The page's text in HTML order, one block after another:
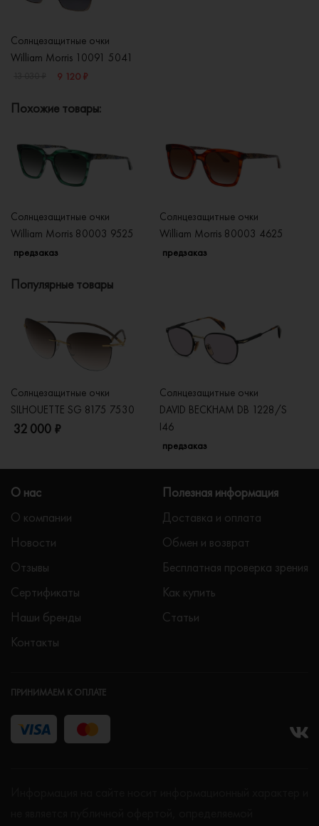
Солнцезащитные очки
William Morris 10091 5041
9 120 ₽
Похожие товары:
Солнцезащитные очки
William Morris 80003 9525
предзаказ
Солнцезащитные очки
William Morris 80003 4625
предзаказ
Популярные товары
Солнцезащитные очки
SILHOUETTE SG 8175 7530
32 000 ₽
Солнцезащитные очки
DAVID BECKHAM DB 1228/S
I46
предзаказ
О нас
О компании
Новости
Отзывы
Сертификаты
Наши бренды
Контакты
Полезная информация
Доставка и оплата
Обмен и возврат
Бесплатная проверка зрения
Как купить
Статьи
ПРИНИМАЕМ К ОПЛАТЕ